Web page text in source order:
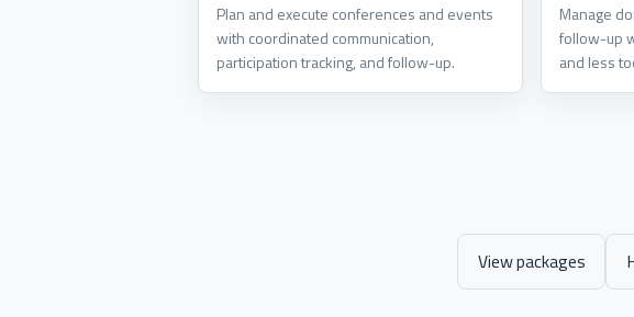
Plan and execute conferences and events
with coordinated communication,
participation tracking, and follow-up.
Manage
follow-up
and less
View packages